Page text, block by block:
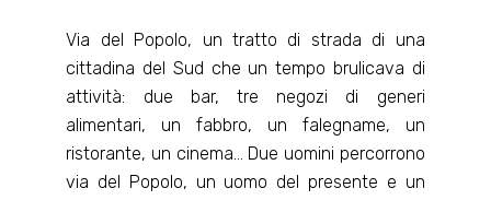
Via del Popolo, un tratto di strada di una
cittadina del Sud che un tempo brulicava di
attività: due bar, tre negozi di generi
alimentari, un fabbro, un falegname, un
ristorante, un cinema… Due uomini percorrono
via del Popolo, un uomo del presente e un